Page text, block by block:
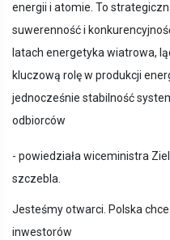
energii i atomie. To
suwerenność i
latach energetyka wiatrowa,
kluczową rolę w produkcji
jednocześnie stabilność
odbiorców
- powiedziała wiceministra
szczebla.
Jesteśmy otwarci. Polska
inwestorów